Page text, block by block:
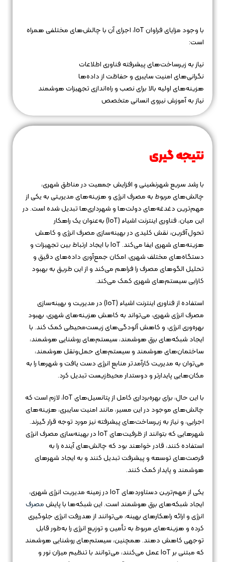
با وجود مزایای فراوان IoT، اجرای آن با چالش‌های مختلفی همراه
است:
نیاز به زیرساخت‌های پیشرفته فناوری اطلاعات
نگرانی‌های امنیت سایبری و حفاظت از داده‌ها
هزینه‌های اولیه بالا برای نصب و راه‌اندازی تجهیزات هوشمند
نیاز به آموزش نیروی انسانی متخصص
نتیجه‌ گیری
با رشد سریع شهرنشینی و افزایش جمعیت در مناطق شهری،
چالش‌های مربوط به مصرف انرژی و هزینه‌های مدیریتی به یکی از
مهم‌ترین دغدغه‌های دولت‌ها و شهرداری‌ها تبدیل شده است. در
این میان، فناوری اینترنت اشیاء (IoT) به‌عنوان یک راهکار
تحول‌آفرین، نقش کلیدی در بهینه‌سازی مصرف انرژی و کاهش
هزینه‌های شهری ایفا می‌کند. IoT با ایجاد ارتباط بین تجهیزات و
دستگاه‌های مختلف شهری، امکان جمع‌آوری داده‌های دقیق و
تحلیل الگوهای مصرف را فراهم می‌کند و از این طریق به بهبود
کارایی سیستم‌های شهری کمک می‌کند.
استفاده از فناوری اینترنت اشیاء (IoT) در مدیریت و بهینه‌سازی
مصرف انرژی شهری، می‌تواند به کاهش هزینه‌های شهری، بهبود
بهره‌وری انرژی، و کاهش آلودگی‌های زیست‌محیطی کمک کند. با
ایجاد شبکه‌های برق هوشمند، سیستم‌های روشنایی هوشمند،
ساختمان‌های هوشمند و سیستم‌های حمل‌ونقل هوشمند،
می‌توان به مدیریت کارآمدتر منابع انرژی دست یافت و شهرها را به
مکان‌هایی پایدارتر و دوستدار محیط‌زیست تبدیل کرد.
با این حال، برای بهره‌برداری کامل از پتانسیل‌های IoT، لازم است که
چالش‌های موجود در این مسیر، مانند امنیت سایبری، هزینه‌های
اجرایی، و نیاز به زیرساخت‌های پیشرفته نیز مورد توجه قرار گیرند.
شهرهایی که بتوانند از ظرفیت‌های IoT در بهینه‌سازی مصرف انرژی
استفاده کنند، قادر خواهند بود که چالش‌های آینده را به
فرصت‌های توسعه و پیشرفت تبدیل کنند و به ایجاد شهرهای
هوشمند و پایدار کمک کنند.
یکی از مهم‌ترین دستاوردهای IoT در زمینه مدیریت انرژی شهری،
ایجاد شبکه‌های برق هوشمند است. این شبکه‌ها با پایشمصرف
انرژی و ارائه راهکارهای بهینه، می‌توانند از هدررفت انرژی جلوگیری
کرده و هزینه‌های مربوط به تأمین و توزیع انرژی را به‌طور قابل
توجهی کاهش دهند. همچنین، سیستم‌های روشنایی هوشمند
که مبتنی بر IoT عمل می‌کنند، می‌توانند با تنظیم میزان نور و